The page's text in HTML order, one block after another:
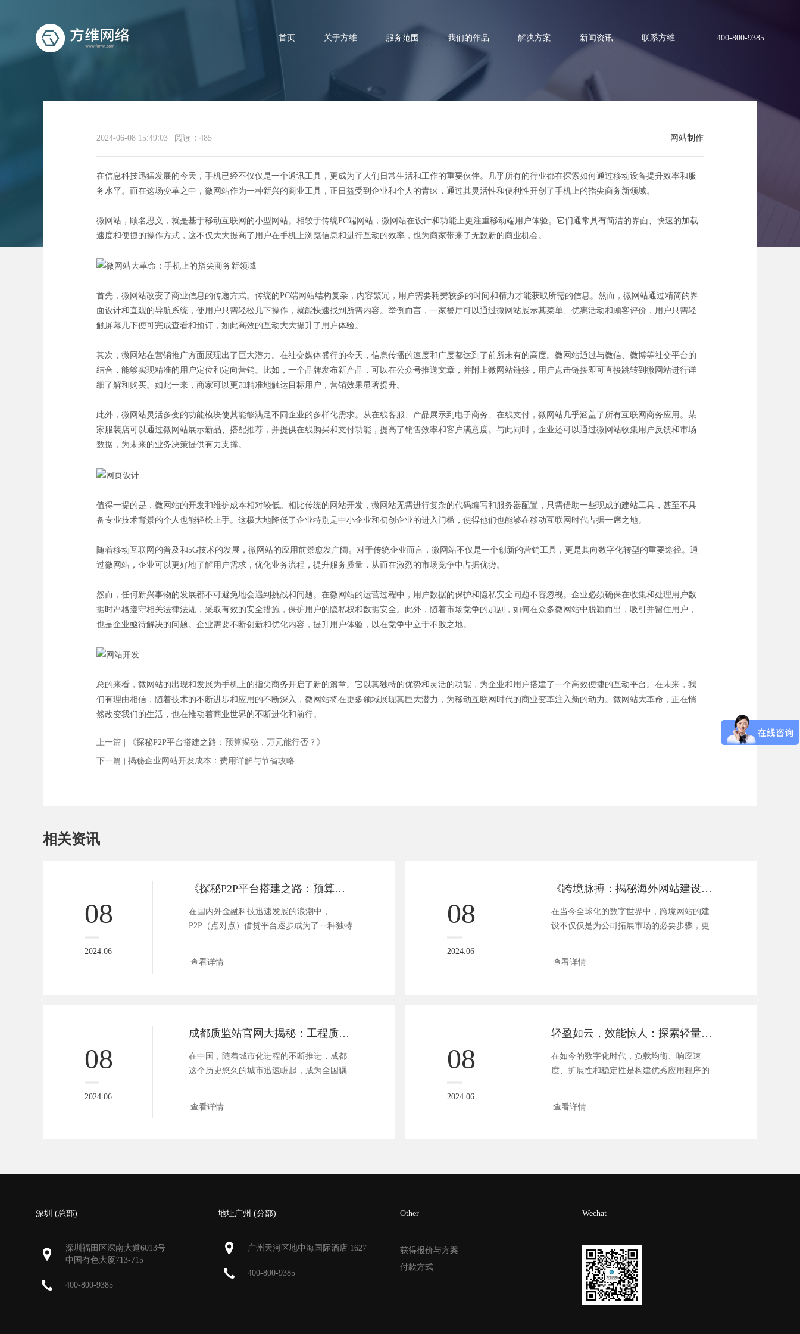
首页 关于方维 服务范围 我们的作品 解决方案 新闻资讯 联系方维 400-800-9385
微网站大革命：手机上的指尖商务新领域
网站制作
2024-06-08 15:49:03 阅读：485
在信息科技迅猛发展的今天，手机已经不仅仅是一个通讯工具，更成为了人们日常生活和工作的重要伙伴。几乎所有的行业都在探索如何通过移动设备提升效率和服
务水平。而在这场变革之中，微网站作为一种新兴的商业工具，正日益受到企业和个人的青睐，通过其灵活性和便利性开创了手机上的指尖商务新领域。
微网站，顾名思义，就是基于移动互联网的小型网站。相较于传统PC端网站，微网站在设计和功能上更注重移动端用户体验。它们通常具有简洁的界面、快速的加载
速度和便捷的操作方式，这不仅大大提高了用户在手机上浏览信息和进行互动的效率，也为商家带来了无数新的商业机会。
首先，微网站改变了商业信息的传递方式。传统的PC端网站结构复杂，内容繁冗，用户需要耗费较多的时间和精力才能获取所需的信息。然而，微网站通过精简的界
面设计和直观的导航系统，使用户只需轻松几下操作，就能快速找到所需内容。举例而言，一家餐厅可以通过微网站展示其菜单、优惠活动和顾客评价，用户只需轻
触屏幕几下便可完成查看和预订，如此高效的互动大大提升了用户体验。
其次，微网站在营销推广方面展现出了巨大潜力。在社交媒体盛行的今天，信息传播的速度和广度都达到了前所未有的高度。微网站通过与微信、微博等社交平台的
结合，能够实现精准的用户定位和定向营销。比如，一个品牌发布新产品，可以在公众号推送文章，并附上微网站链接，用户点击链接即可直接跳转到微网站进行详
细了解和购买。如此一来，商家可以更加精准地触达目标用户，营销效果显著提升。
此外，微网站灵活多变的功能模块使其能够满足不同企业的多样化需求。从在线客服、产品展示到电子商务、在线支付，微网站几乎涵盖了所有互联网商务应用。某
家服装店可以通过微网站展示新品、搭配推荐，并提供在线购买和支付功能，提高了销售效率和客户满意度。与此同时，企业还可以通过微网站收集用户反馈和市场
数据，为未来的业务决策提供有力支撑。
值得一提的是，微网站的开发和维护成本相对较低。相比传统的网站开发，微网站无需进行复杂的代码编写和服务器配置，只需借助一些现成的建站工具，甚至不具
备专业技术背景的个人也能轻松上手。这极大地降低了企业特别是中小企业和初创企业的进入门槛，使得他们也能够在移动互联网时代占据一席之地。
随着移动互联网的普及和5G技术的发展，微网站的应用前景愈发广阔。对于传统企业而言，微网站不仅是一个创新的营销工具，更是其向数字化转型的重要途径。通
过微网站，企业可以更好地了解用户需求，优化业务流程，提升服务质量，从而在激烈的市场竞争中占据优势。
然而，任何新兴事物的发展都不可避免地会遇到挑战和问题。在微网站的运营过程中，用户数据的保护和隐私安全问题不容忽视。企业必须确保在收集和处理用户数
据时严格遵守相关法律法规，采取有效的安全措施，保护用户的隐私权和数据安全。此外，随着市场竞争的加剧，如何在众多微网站中脱颖而出，吸引并留住用户，
也是企业亟待解决的问题。企业需要不断创新和优化内容，提升用户体验，以在竞争中立于不败之地。
总的来看，微网站的出现和发展为手机上的指尖商务开启了新的篇章。它以其独特的优势和灵活的功能，为企业和用户搭建了一个高效便捷的互动平台。在未来，我
们有理由相信，随着技术的不断进步和应用的不断深入，微网站将在更多领域展现其巨大潜力，为移动互联网时代的商业变革注入新的动力。微网站大革命，正在悄
然改变我们的生活，也在推动着商业世界的不断进化和前行。
上一篇 | 《探秘P2P平台搭建之路：预算揭秘，万元能行否？》
下一篇 | 揭秘企业网站开发成本：费用详解与节省攻略
相关资讯
08
2024.06
《探秘P2P平台搭建之路：预算揭秘，万元能行否？》
在国内外金融科技迅速发展的浪潮中，
P2P（点对点）借贷平台逐步成为了一种独特
查看详情
08
2024.06
《跨境脉搏：揭秘海外网站建设的艺术与科学》
在当今全球化的数字世界中，跨境网站的建
设不仅仅是为公司拓展市场的必要步骤，更
查看详情
08
2024.06
成都质监站官网大揭秘：工程质量的守护者是如何炼成的？
在中国，随着城市化进程的不断推进，成都
这个历史悠久的城市迅速崛起，成为全国瞩
查看详情
08
2024.06
轻盈如云，效能惊人：探索轻量应用服务器的无限可能
在如今的数字化时代，负载均衡、响应速
度、扩展性和稳定性是构建优秀应用程序的
查看详情
深圳 (总部)
深圳福田区深南大道6013号
中国有色大厦 713-715
400-800-9385
地址广州 (分部)
广州天河区地中海国际酒店 1627
400-800-9385
Other
获得报价与方案
付款方式
Wechat